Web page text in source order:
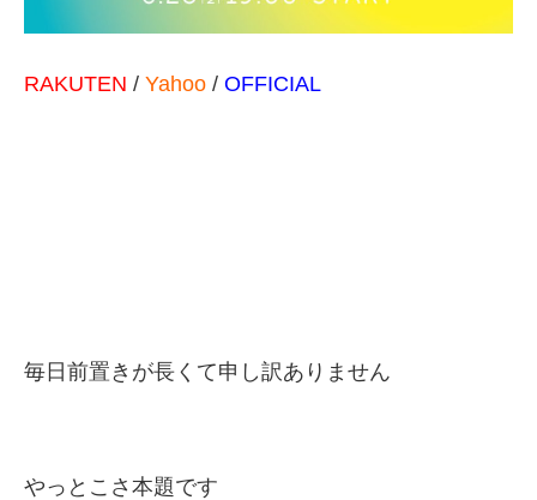
RAKUTEN / Yahoo / OFFICIAL
毎日前置きが長くて申し訳ありません
やっとこさ本題です